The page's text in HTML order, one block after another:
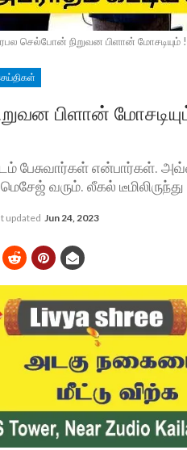
செல்போன் நிறுவன பிளான் மோசடியும்
பிளான்
பேசுவார்கள் என்பார்கள்.
வரும். லீகல் டீமிலிருந்து
updated Jun 24, 2023